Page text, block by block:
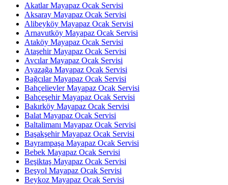
Akatlar Mayapaz Ocak Servisi
Aksaray Mayapaz Ocak Servisi
Alibeyköy Mayapaz Ocak Servisi
Arnavutköy Mayapaz Ocak Servisi
Ataköy Mayapaz Ocak Servisi
Ataşehir Mayapaz Ocak Servisi
Avcılar Mayapaz Ocak Servisi
Ayazağa Mayapaz Ocak Servisi
Bağcılar Mayapaz Ocak Servisi
Bahçelievler Mayapaz Ocak Servisi
Bahçeşehir Mayapaz Ocak Servisi
Bakırköy Mayapaz Ocak Servisi
Balat Mayapaz Ocak Servisi
Baltalimanı Mayapaz Ocak Servisi
Başakşehir Mayapaz Ocak Servisi
Bayrampaşa Mayapaz Ocak Servisi
Bebek Mayapaz Ocak Servisi
Beşiktaş Mayapaz Ocak Servisi
Beşyol Mayapaz Ocak Servisi
Beykoz Mayapaz Ocak Servisi